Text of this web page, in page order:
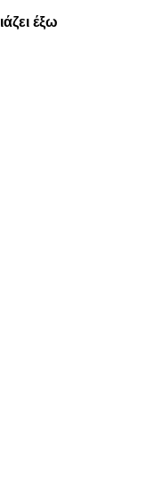
έξω